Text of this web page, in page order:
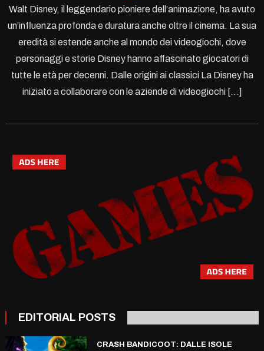
Walt Disney, il leggendario pioniere dell’animazione, ha avuto
un’influenza profonda e duratura anche oltre il cinema. La sua
eredità si estende anche al mondo dei videogiochi, dove
personaggi e storie Disney hanno affascinato giocatori di
tutte le età per decenni. Dalle origini ai classici La Disney ha
iniziato a collaborare con le aziende di videogiochi […]
EDITORIAL POSTS
CRASH BANDICOOT: DALLE ISOLE